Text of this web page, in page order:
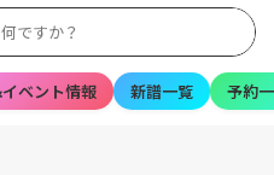
ベント情報 新譜一覧 予約